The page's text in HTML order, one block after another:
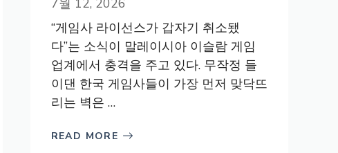
“게임사 라이선스가 갑자기 취소됐
다”는 소식이 말레이시아 이슬람 게임
업계에서 충격을 주고 있다. 무작정 들
이댄 한국 게임사들이 가장 먼저 맞닥뜨
리는 벽은 …
READ MORE